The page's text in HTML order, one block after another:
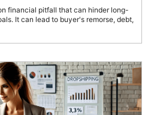
financial pitfall that can hinder long-
It can lead to buyer's remorse, debt,